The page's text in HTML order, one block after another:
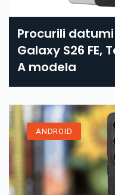
Procurili
Galaxy S26 FE,
A modela
ANDROID